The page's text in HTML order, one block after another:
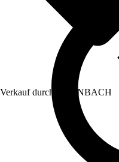
Verkauf durch: HORNBACH